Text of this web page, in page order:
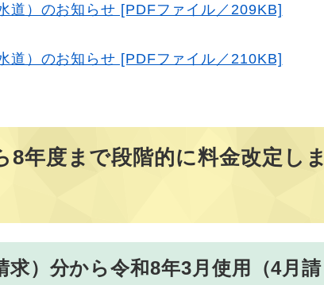
道）のお知らせ [PDFファイル／209KB]
道）のお知らせ [PDFファイル／210KB]
8年度まで段階的に料金改定しま
求）分から令和8年3月使用（4月請